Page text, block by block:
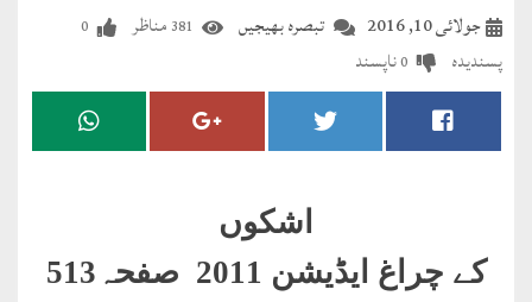
مضطرؔ
دستِ
درعدن
تبصرہ بھیجیں جولائی 10, 2016 381 مناظر 0
پسندیدہ 0ناپسند
اشکوں
کے چراغ ایڈیشن 2011 صفحہ
513